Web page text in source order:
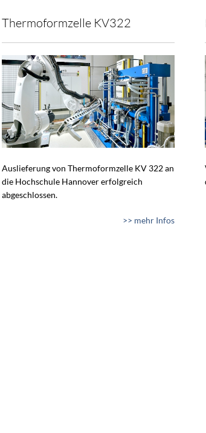
Thermoformzelle KV322
Auslieferung von Thermoformzelle KV 322 an
die Hochschule Hannover erfolgreich
abgeschlossen.
>> mehr Infos